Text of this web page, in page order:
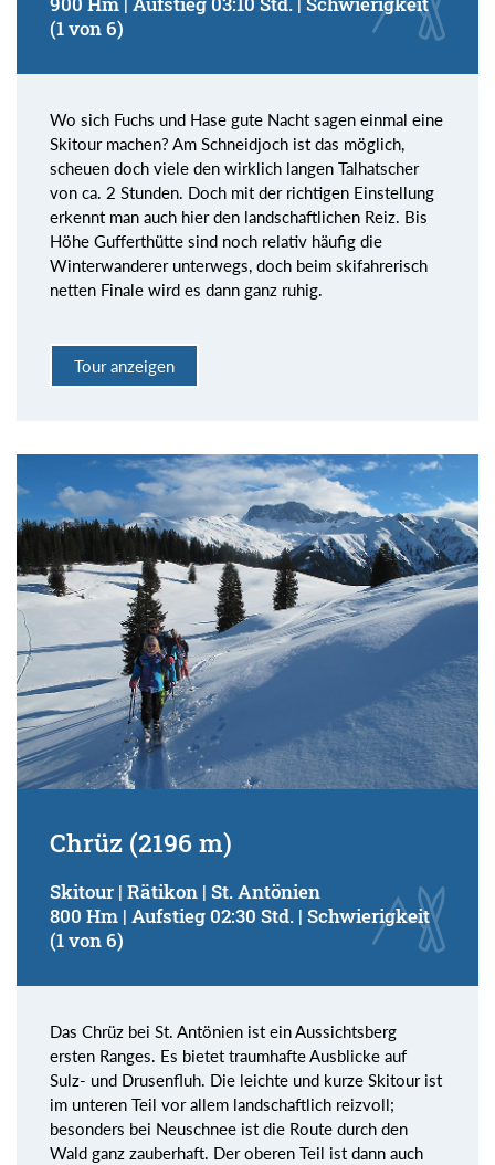
(1 von 6)
Wo sich Fuchs und Hase gute Nacht sagen einmal eine
Skitour machen? Am Schneidjoch ist das möglich,
scheuen doch viele den wirklich langen Talhatscher
von ca. 2 Stunden. Doch mit der richtigen Einstellung
erkennt man auch hier den landschaftlichen Reiz. Bis
Höhe Gufferthütte sind noch relativ häufig die
Winterwanderer unterwegs, doch beim skifahrerisch
netten Finale wird es dann ganz ruhig.
Tour anzeigen
Chrüz (2196 m)
Skitour | Rätikon | St. Antönien
800 Hm | Aufstieg 02:30 Std. | Schwierigkeit
(1 von 6)
Das Chrüz bei St. Antönien ist ein Aussichtsberg
ersten Ranges. Es bietet traumhafte Ausblicke auf
Sulz- und Drusenfluh. Die leichte und kurze Skitour ist
im unteren Teil vor allem landschaftlich reizvoll;
besonders bei Neuschnee ist die Route durch den
Wald ganz zauberhaft. Der oberen Teil ist dann auch